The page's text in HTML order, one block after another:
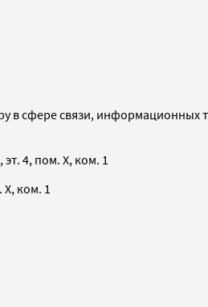
в сфере связи,
4, пом. X, ком. 1
ком. 1